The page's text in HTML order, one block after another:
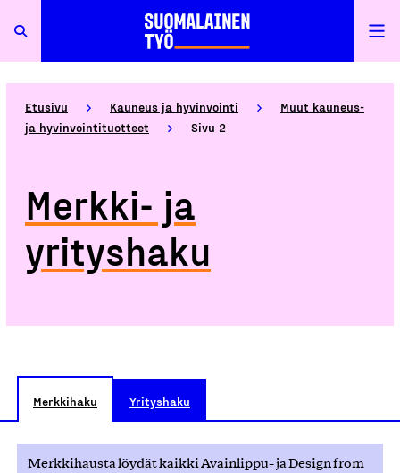
Etusivu Kauneus ja hyvinvointi
Muut kauneus-
ja hyvinvointituotteet
Sivu 2
Merkki- ja
yrityshaku
Merkkihaku Yrityshaku
Merkkihausta löydät kaikki Avainlippu- ja Design from